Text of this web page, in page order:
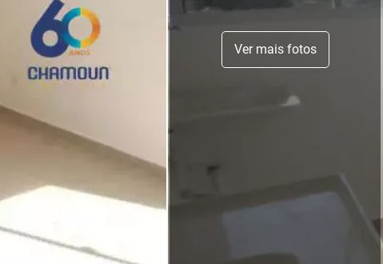
Ver mais fotos